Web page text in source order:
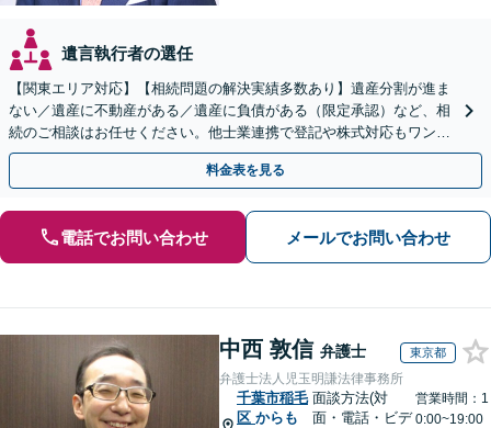
遺言執行者の選任
【関東エリア対応】【相続問題の解決実績多数あり】遺産分割が進ま
ない／遺産に不動産がある／遺産に負債がある（限定承認）など、相
続のご相談はお任せください。他士業連携で登記や株式対応もワンス
トップ対応します【土日祝対応可】【弁護士歴30年】
料金表を見る
電話でお問い合わせ メールでお問い合わせ
中西 敦信 弁護士 東京都
弁護士法人児玉明謙法律事務所
千葉市稲毛
区 からも
面談方法(対
面・電話・ビデ
営業時間：1
0:00~19:00